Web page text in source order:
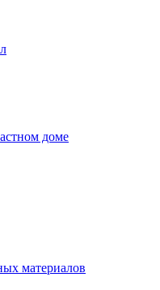
доме
материалов